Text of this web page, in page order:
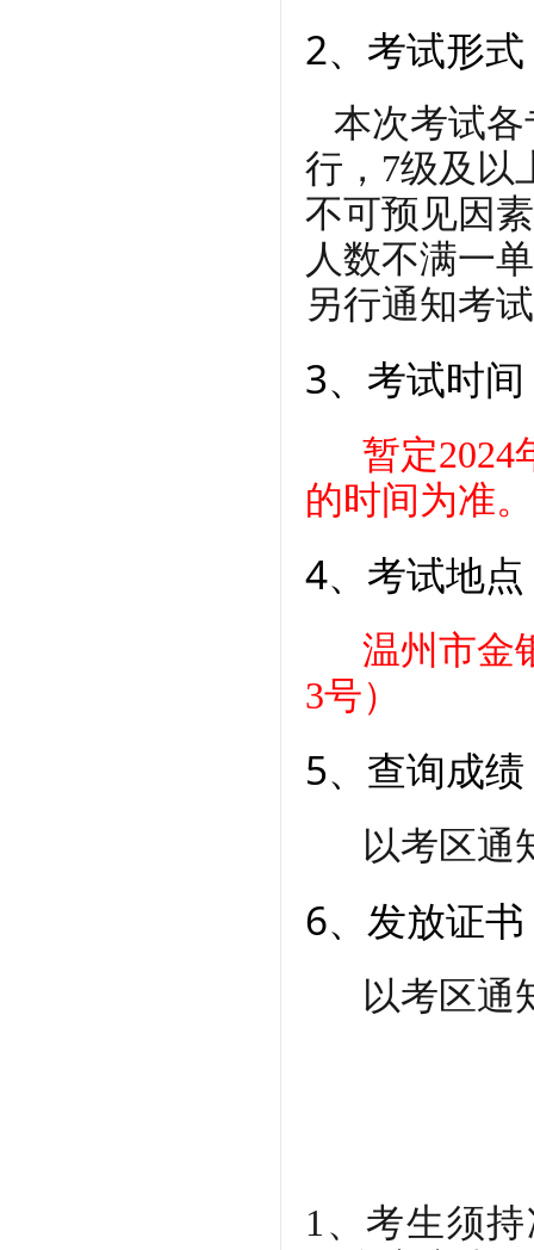
2、考试形
本次考试
行，7级及以
不可预见因
人数不满一
另行通知考
3、考试时
暂定2024
的时间为准。
4、考试地
温州市金
3号）
5、查询成
以考区通
6、发放证
以考区通
1、考生须